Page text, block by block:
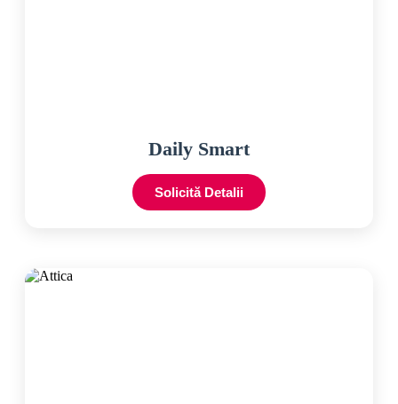
Daily Smart
Solicită Detalii